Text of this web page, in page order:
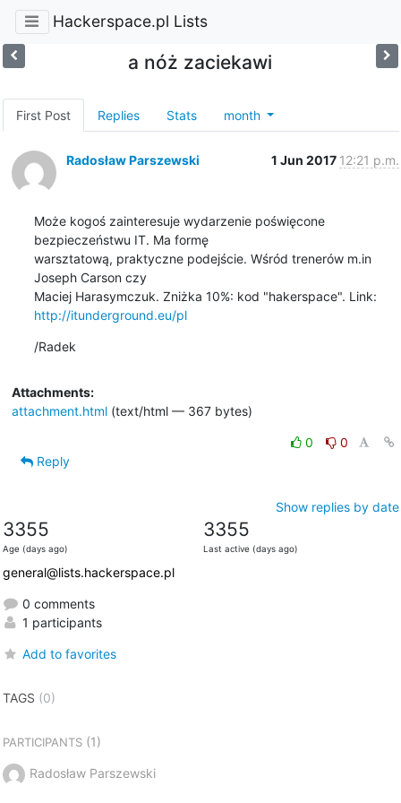
Hackerspace.pl Lists
a nóż zaciekawi
First Post Replies Stats month
Radosław Parszewski 1 Jun 2017 12:21 p.m.
Może kogoś zainteresuje wydarzenie poświęcone
bezpieczeństwu IT. Ma formę
warsztatową, praktyczne podejście. Wśród trenerów m.in
Joseph Carson czy
http://itunderground.eu/pl
/Radek
Attachments:
attachment.html(text/html — 367 bytes)
0
0
Reply
Show replies by date
3355
Age (days ago)
3355
Last active (days ago)
general@lists.hackerspace.pl
0 comments
1 participants
Add to favorites
TAGS (0)
PARTICIPANTS(1)
Radosław Parszewski